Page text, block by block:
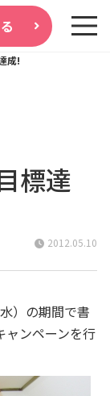
成!
標達
2012.05.10
）の期間で書
ャンペーンを行